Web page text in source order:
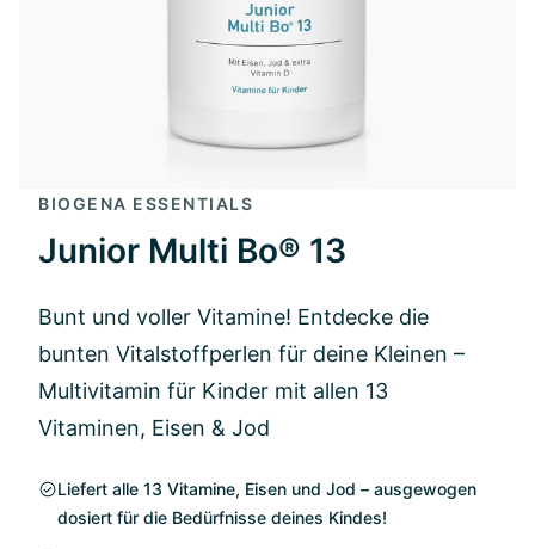
BIOGENA ESSENTIALS
Junior Multi Bo® 13
Bunt und voller Vitamine! Entdecke die
bunten Vitalstoffperlen für deine Kleinen –
Multivitamin für Kinder mit allen 13
Vitaminen, Eisen & Jod
Liefert alle 13 Vitamine, Eisen und Jod – ausgewogen
dosiert für die Bedürfnisse deines Kindes!